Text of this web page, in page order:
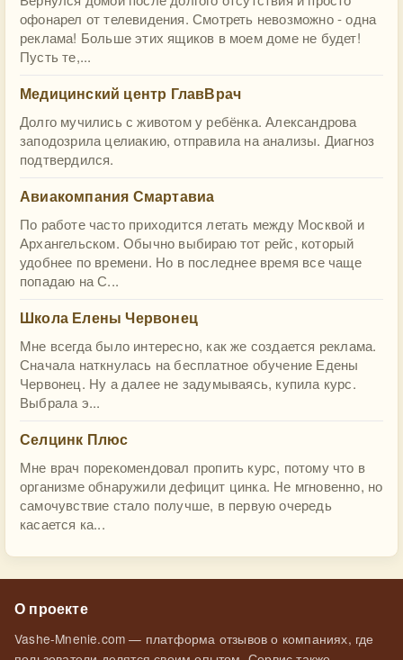
офонарел от телевидения. Смотреть невозможно - одна
реклама! Больше этих ящиков в моем доме не будет!
Пусть те,...
Медицинский центр ГлавВрач
Долго мучились с животом у ребёнка. Александрова
заподозрила целиакию, отправила на анализы. Диагноз
подтвердился.
Авиакомпания Смартавиа
По работе часто приходится летать между Москвой и
Архангельском. Обычно выбираю тот рейс, который
удобнее по времени. Но в последнее время все чаще
попадаю на С...
Школа Елены Червонец
Мне всегда было интересно, как же создается реклама.
Сначала наткнулась на бесплатное обучение Едены
Червонец. Ну а далее не задумываясь, купила курс.
Выбрала э...
Селцинк Плюс
Мне врач порекомендовал пропить курс, потому что в
организме обнаружили дефицит цинка. Не мгновенно, но
самочувствие стало получше, в первую очередь
касается ка...
О проекте
Vashe-Mnenie.com — платформа отзывов о компаниях, где